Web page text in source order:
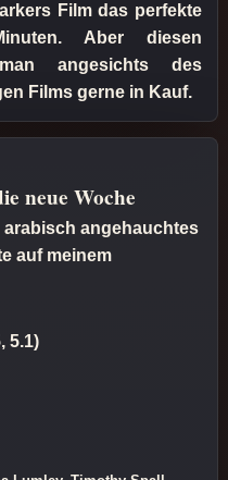
Film das perfekte
Aber diesen
angesichts des
Films gerne in Kauf.
neue Woche
angehauchtes
auf meinem
5.1)